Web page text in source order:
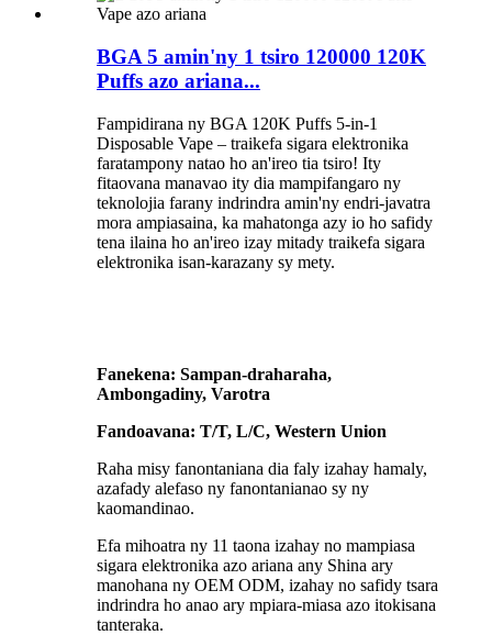
BGA 5 amin'ny 1 tsiro 120000 120K
Puffs azo ariana...
Fampidirana ny BGA 120K Puffs 5-in-1
Disposable Vape – traikefa sigara elektronika
faratampony natao ho an'ireo tia tsiro! Ity
fitaovana manavao ity dia mampifangaro ny
teknolojia farany indrindra amin'ny endri-javatra
mora ampiasaina, ka mahatonga azy io ho safidy
tena ilaina ho an'ireo izay mitady traikefa sigara
elektronika isan-karazany sy mety.
Fanekena: Sampan-draharaha,
Ambongadiny, Varotra
Fandoavana: T/T, L/C, Western Union
Raha misy fanontaniana dia faly izahay hamaly,
azafady alefaso ny fanontanianao sy ny
kaomandinao.
Efa mihoatra ny 11 taona izahay no mampiasa
sigara elektronika azo ariana any Shina ary
manohana ny OEM ODM, izahay no safidy tsara
indrindra ho anao ary mpiara-miasa azo itokisana
tanteraka.